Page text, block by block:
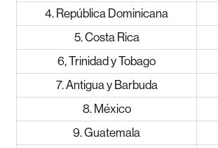
4. República Dominicana
5. Costa Rica
6, Trinidad y Tobago
7. Antigua y Barbuda
8. México
9. Guatemala